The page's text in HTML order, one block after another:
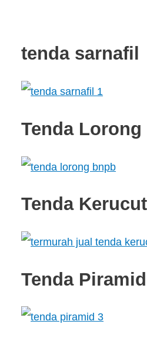
tenda sarnafil
Tenda Lorong
Tenda Kerucut
Tenda Piramid